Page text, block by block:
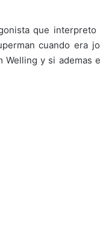
que
cuando era
Welling y si